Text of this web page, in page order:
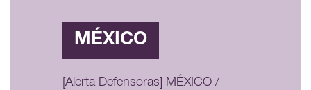
MÉXICO
[Alerta Defensoras] MÉXICO /